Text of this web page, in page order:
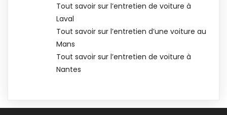
Tout savoir sur l’entretien de voiture à
Laval
Tout savoir sur l’entretien d’une voiture au
Mans
Tout savoir sur l’entretien de voiture à
Nantes